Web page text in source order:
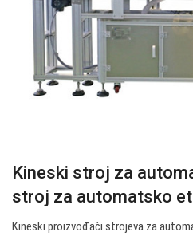
Kineski stroj za
stroj za automatsko
Kineski proizvođači strojeva za